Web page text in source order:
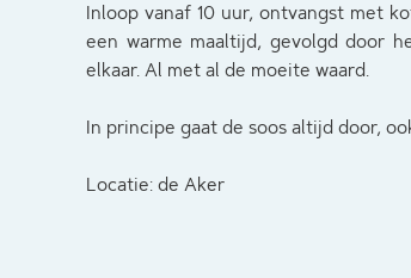
Inloop vanaf 10 uur, ontvangst met
een warme maaltijd, gevolgd door
elkaar. Al met al de moeite waard.
In principe gaat de soos altijd door,
Locatie: de Aker